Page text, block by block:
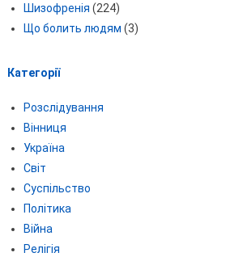
Шизофренія (224)
Що болить людям (3)
Категорії
Розслідування
Вінниця
Україна
Світ
Суспільство
Політика
Війна
Релігія